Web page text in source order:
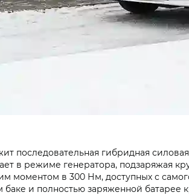
последовательная гибридная
в режиме генератора, подзаряжая
моментом в 300 Нм, доступных с
и полностью заряженной батарее